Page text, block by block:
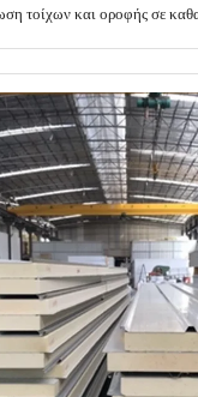
τοίχων και οροφής σε